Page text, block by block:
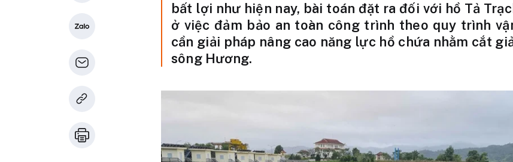
bất lợi như hiện nay, bài toán đặt ra đối với hồ Tả
ở việc đảm bảo an toàn công trình theo quy trình
cần giải pháp nâng cao năng lực hồ chứa nhằm cắt
sông Hương.